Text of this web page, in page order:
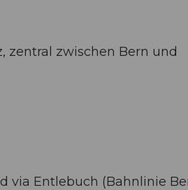
zentral zwischen Bern und
via Entlebuch (Bahnlinie